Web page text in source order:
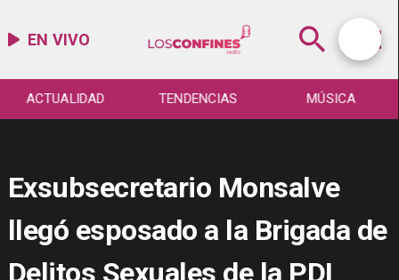
EN VIVO
ACTUALIDAD TENDENCIAS MÚSICA
Exsubsecretario Monsalve
llegó esposado a la Brigada de
Delitos Sexuales de la PDI